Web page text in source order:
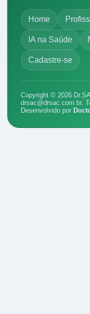
Home
IA na Saúde
Cadastre-se
Copyright © 2026
drsac@drsac.com.br.
Desenvolvido por